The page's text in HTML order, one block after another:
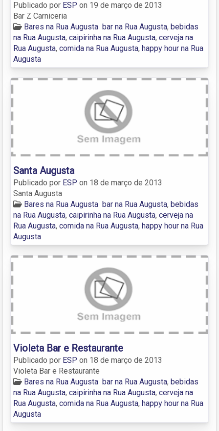
Publicado por ESP on 19 de março de 2013
Bar Z Carniceria
Bares na Rua Augusta bar na Rua Augusta, bebidas
na Rua Augusta, caipirinha na Rua Augusta, cerveja na
Rua Augusta, comida na Rua Augusta, happy hour na Rua
Augusta
Santa Augusta
Publicado por ESP on 18 de março de 2013
Santa Augusta
Bares na Rua Augusta bar na Rua Augusta, bebidas
na Rua Augusta, caipirinha na Rua Augusta, cerveja na
Rua Augusta, comida na Rua Augusta, happy hour na Rua
Augusta
Violeta Bar e Restaurante
Publicado por ESP on 18 de março de 2013
Violeta Bar e Restaurante
Bares na Rua Augusta bar na Rua Augusta, bebidas
na Rua Augusta, caipirinha na Rua Augusta, cerveja na
Rua Augusta, comida na Rua Augusta, happy hour na Rua
Augusta